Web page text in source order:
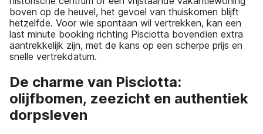
boven op de heuvel, het gevoel van thuiskomen blijft
hetzelfde. Voor wie spontaan wil vertrekken, kan een
last minute booking richting Pisciotta bovendien extra
aantrekkelijk zijn, met de kans op een scherpe prijs en
snelle vertrekdatum.
De charme van Pisciotta:
olijfbomen, zeezicht en authentiek
dorpsleven